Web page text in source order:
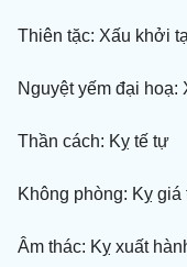
Thiên tặc: Xấu khởi
Nguyệt yếm đại hoạ:
Thần cách: Kỵ tế tự
Không phòng: Kỵ giá
Âm thác: Kỵ xuất